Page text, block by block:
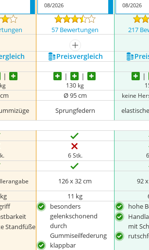
08/2026
08/2026
57 Bewertungen 217
mehr anzeigen
Preis­vergleich
130 kg
Ø 95 cm keine
Sprungfedern
6 Stk.
126 x 32 cm 92
11 kg
Standfüße
besonders
gelenkschonend
durch
Gummiseilfederung
klappbar
hohe
mit